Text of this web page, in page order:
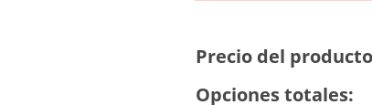
Precio del
Opciones totales: